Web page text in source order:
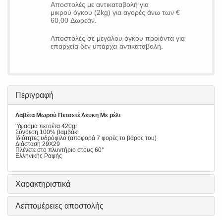
Αποστολές με αντικαταβολή για
μικρού όγκου (2kg) για αγορές άνω των €
60,00 Δωρεάν.
Αποστολές σε μεγάλου όγκου προιόντα για
επαρχεία δέν υπάρχει αντικαταβολή.
Περιγραφή
Λαβέτα Μωρού Πετσετέ Λευκη Με ρέλι
Ύφασμα πετσέτα 420gr
Σύνθεση 100% βαμβάκι
Ιδιότητες υδρόφιλο (αποφορά 7 φορές το βάρος του)
Διάσταση 29Χ29
Πλένετε στο πλυντήριο στους 60°
Ελληνικής Ραφής
Χαρακτηριστικά
Λεπτομέρειες αποστολής